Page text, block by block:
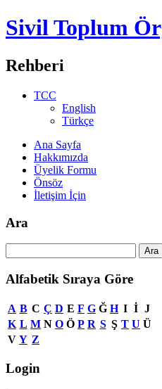
Sivil Toplum
Rehberi
TCC
English
Türkçe
Ana Sayfa
Hakkımızda
Üyelik Formu
Önsöz
İletişim İçin
Ara
Alfabetik Sıraya Göre
A B C Ç D E F G Ğ H I İ J
K L M N O Ö P R S Ş T U Ü
V Y Z
Login